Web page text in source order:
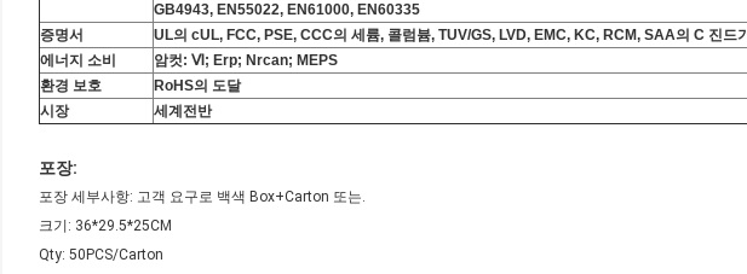
GB4943, EN55022, EN61000, EN60335
증명서
UL의 cUL, FCC, PSE, CCC의 세륨, 콜럼븀, TUV/GS, LVD, EMC, KC, RCM, SAA의 C 진드
에너지 소비
암컷: Ⅵ; Erp; Nrcan; MEPS
환경 보호
RoHS의 도달
시장
세계전반
포장:
포장 세부사항: 고객 요구로 백색 Box+Carton 또는.
크기: 36*29.5*25CM
Qty: 50PCS/Carton